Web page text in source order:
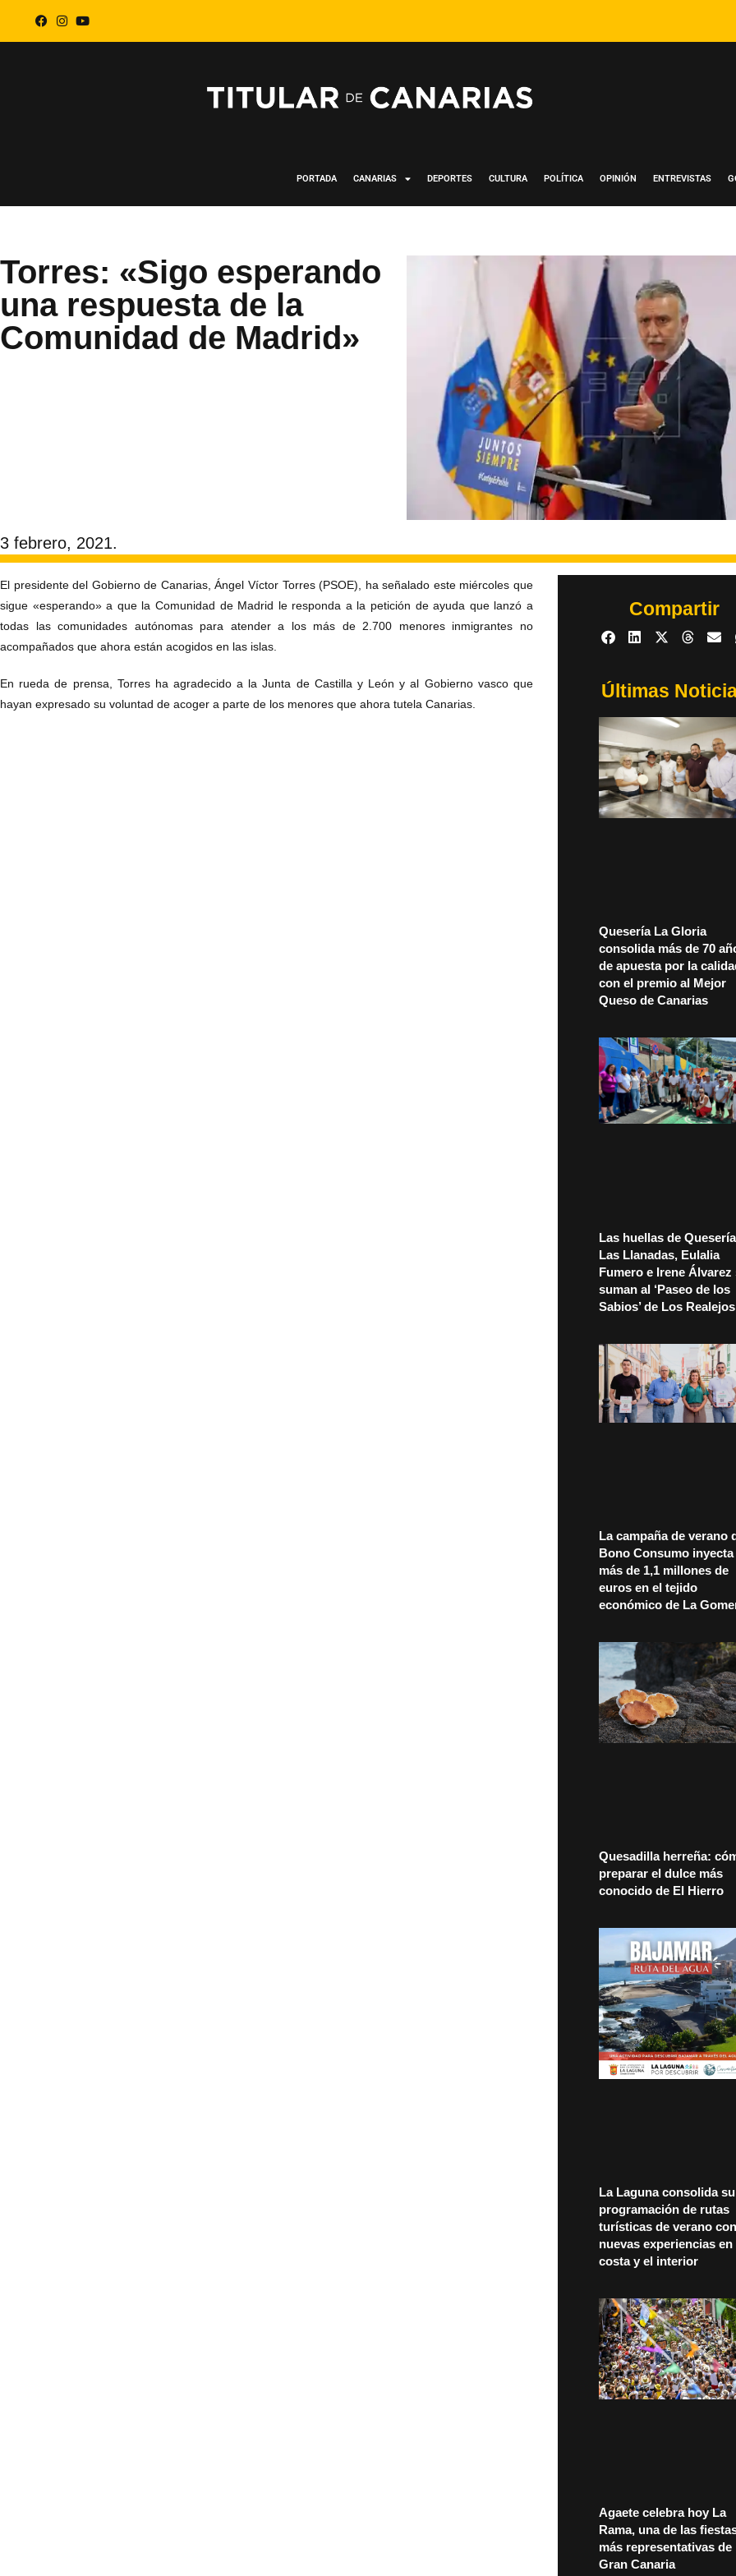
PORTADA CANARIAS DEPORTES CULTURA POLÍTICA OPINIÓN ENTREVISTAS
Torres: «Sigo esperando
una respuesta de la
Comunidad de Madrid»
3 febrero, 2021.
El presidente del Gobierno de Canarias, Ángel Víctor Torres (PSOE), ha señalado este miércoles que
sigue «esperando» a que la Comunidad de Madrid le responda a la petición de ayuda que lanzó a
todas las comunidades autónomas para atender a los más de 2.700 menores inmigrantes no
acompañados que ahora están acogidos en las islas.
En rueda de prensa, Torres ha agradecido a la Junta de Castilla y León y al Gobierno vasco que
hayan expresado su voluntad de acoger a parte de los menores que ahora tutela Canarias.
Compartir
Últimas
Quesería La Gloria
consolida más de 70
de apuesta por la
con el premio al Mejor
Queso de Canarias
Las huellas de Quesería
Las Llanadas, Eulalia
Fumero e Irene Álvarez
suman al ‘Paseo de los
Sabios’ de Los Realejos
La campaña de verano
Bono Consumo inyecta
más de 1,1 millones de
euros en el tejido
económico de La
Quesadilla herreña:
preparar el dulce más
conocido de El Hierro
La Laguna consolida su
programación de rutas
turísticas de verano con
nuevas experiencias en
costa y el interior
Agaete celebra hoy La
Rama, una de las
más representativas de
Gran Canaria